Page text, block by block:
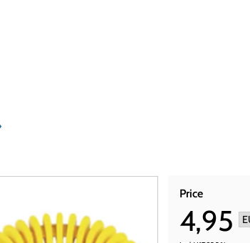
Price
4,95